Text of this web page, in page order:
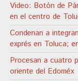
Video: Botón de
en el centro de
Condenan a
exprés en Toluca;
Procesan a cuatro
oriente del Edoméx